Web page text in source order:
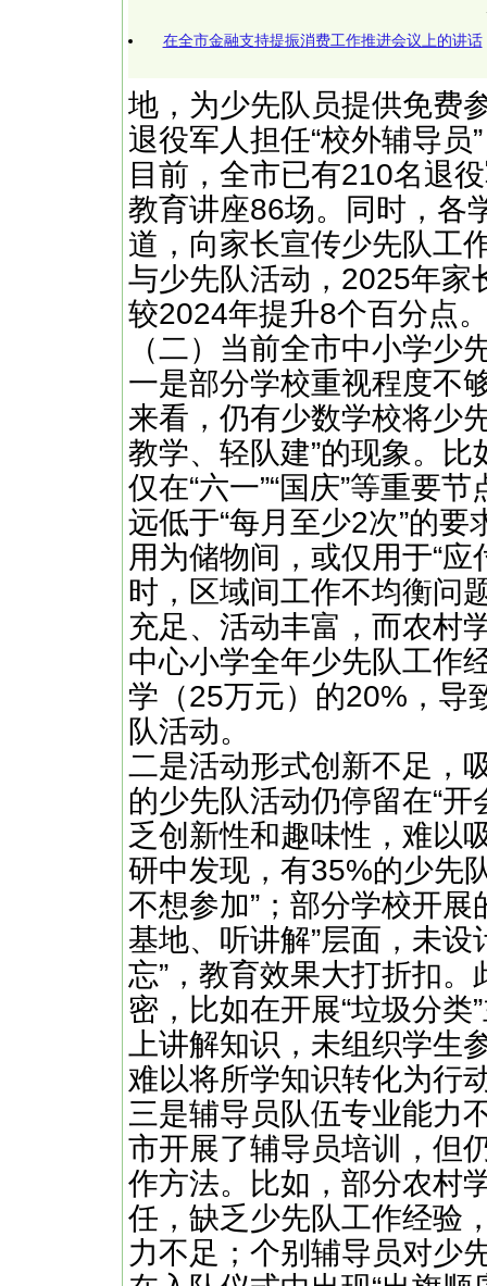
在全市金融支持提振消费工作推进会议上的讲话
地，为少先队员提供免费
退役军人担任“校外辅导
目前，全市已有210名退
教育讲座86场。同时，各
道，向家长宣传少先队工
与少先队活动，2025年家
较2024年提升8个百分点
（二）当前全市中小学少
一是部分学校重视程度不
来看，仍有少数学校将少
教学、轻队建”的现象。
仅在“六一”“国庆”等重要
远低于“每月至少2次”的
用为储物间，或仅用于“
时，区域间工作不均衡问
充足、活动丰富，而农村
中心小学全年少先队工作
学（25万元）的20%，导
队活动。
二是活动形式创新不足，
的少先队活动仍停留在“
乏创新性和趣味性，难以
研中发现，有35%的少先
不想参加”；部分学校开
基地、听讲解”层面，未
忘”，教育效果大打折扣
密，比如在开展“垃圾分
上讲解知识，未组织学生
难以将所学知识转化为行
三是辅导员队伍专业能力
市开展了辅导员培训，但
作方法。比如，部分农村
任，缺乏少先队工作经验
力不足；个别辅导员对少